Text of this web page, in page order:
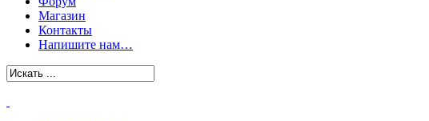
Магазин
Контакты
Напишите нам…